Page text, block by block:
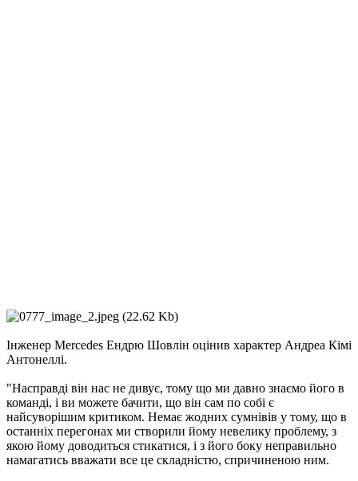
Інженер Mercedes Ендрю Шовлін оцінив характер Андреа Кімі
Антонеллі.
"Насправді він нас не дивує, тому що ми давно знаємо його в
команді, і ви можете бачити, що він сам по собі є
найсуворішим критиком. Немає жодних сумнівів у тому, що в
останніх перегонах ми створили йому невелику проблему, з
якою йому доводиться стикатися, і з його боку неправильно
намагатись вважати все це складністю, спричиненою ним.